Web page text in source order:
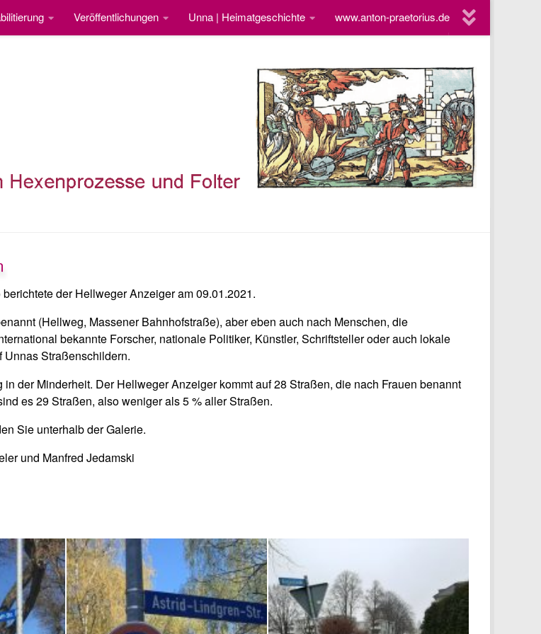
Veröffentlichungen Unna | Heimatgeschichte www.anton-praetorius.de
der Hellweger Anzeiger am 09.01.2021.
(Hellweg, Massener Bahnhofstraße), aber eben auch nach Menschen, die
bekannte Forscher, nationale Politiker, Künstler, Schriftsteller oder auch lokale
Straßenschildern.
der Minderheit. Der Hellweger Anzeiger kommt auf 28 Straßen, die nach Frauen benannt
es 29 Straßen, also weniger als 5 % aller Straßen.
Sie unterhalb der Galerie.
und Manfred Jedamski